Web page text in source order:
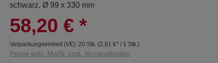
schwarz, Ø 99 x 330 mm
58,20 € *
Verpackungseinheit (VE): 20 Stk. (2,91 €* / 1 Stk.)
Preise exkl. MwSt. zzgl. Versandkosten